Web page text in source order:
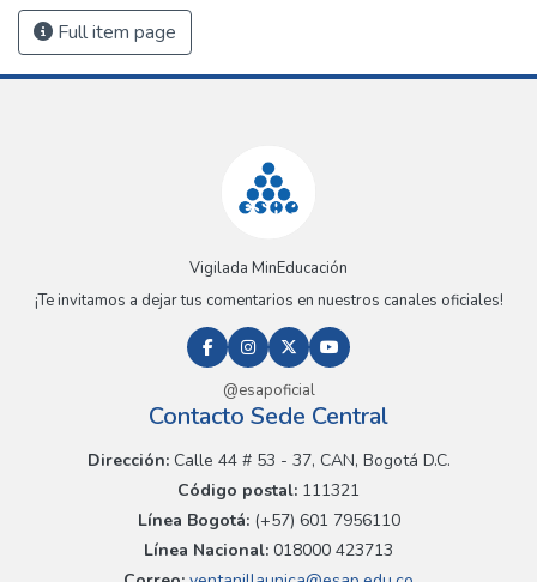
Full item page
Vigilada MinEducación
¡Te invitamos a dejar tus comentarios en nuestros canales oficiales!
@esapoficial
Contacto Sede Central
Dirección:Calle 44 # 53 - 37, CAN, Bogotá D.C.
Código postal: 111321
Línea Bogotá:(+57) 601 7956110
Línea Nacional: 018000 423713